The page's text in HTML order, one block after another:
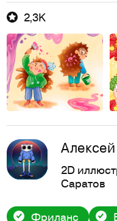
2,3K
2D
Саратов
Фриланс